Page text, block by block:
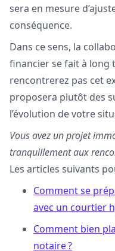
sera en mesure
conséquence.
Dans ce sens, la
financier se fait à long
rencontrerez pas cet
proposera plutôt des
l’évolution de votre
Vous avez un projet
tranquillement aux
Les articles suivants
Comment se
avec un courtier
Comment bien
notaire ?